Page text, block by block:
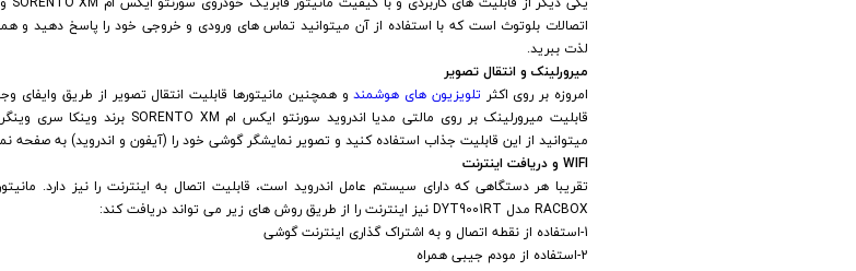
اتصالات بلوتوث است که با استفاده از آن میتوانید تماس های ورودی و خروجی خود را پاسخ
لذت ببرید.
میرورلینک و انتقال تصویر
امروزه بر روی اکثر تلویزیون های هوشمندو همچنین مانیتورها قابلیت انتقال تصویر از طریق وایفای
میتوانید از این قابلیت جذاب استفاده کنید و تصویر نمایشگر گوشی خود را (آیفون و اندروید) به صفحه
WIFI و دریافت اینترنت
تقریبا هر دستگاهی که دارای سیستم عامل اندروید است، قابلیت اتصال به اینترنت را نیز دارد.
RACBOX مدل DYT9001RT نیز اینترنت را از طریق روش های زیر می تواند دریافت کند:
1-استفاده از نقطه اتصال و به اشتراک گذاری اینترنت گوشی
2-استفاده از مودم جیبی همراه